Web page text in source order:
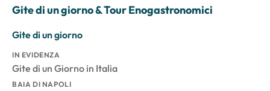
Gite di un giorno & Tour Enogastronomici
Gite di un giorno
IN EVIDENZA
Gite di un Giorno in Italia
BAIA DI NAPOLI